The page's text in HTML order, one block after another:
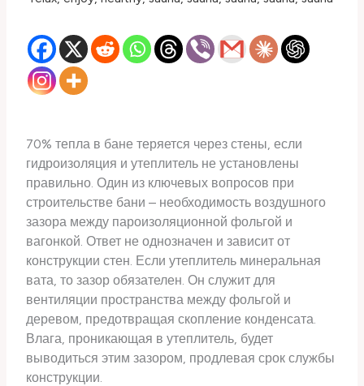
70% тепла в бане теряется через стены, если
гидроизоляция и утеплитель не установлены
правильно. Один из ключевых вопросов при
строительстве бани – необходимость воздушного
зазора между пароизоляционной фольгой и
вагонкой. Ответ не однозначен и зависит от
конструкции стен. Если утеплитель минеральная
вата, то зазор обязателен. Он служит для
вентиляции пространства между фольгой и
деревом, предотвращая скопление конденсата.
Влага, проникающая в утеплитель, будет
выводиться этим зазором, продлевая срок службы
конструкции.